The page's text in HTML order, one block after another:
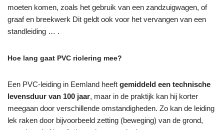
moeten komen, zoals het gebruik van een zandzuigwagen, of
graaf en breekwerk Dit geldt ook voor het vervangen van een
standleiding … .
Hoe lang gaat PVC riolering mee?
Een PVC-leiding in Eemland heeft gemiddeld een technische
levensduur van 100 jaar, maar in de praktijk kan hij korter
meegaan door verschillende omstandigheden. Zo kan de leiding
lek raken door bijvoorbeeld zetting (beweging) van de grond,